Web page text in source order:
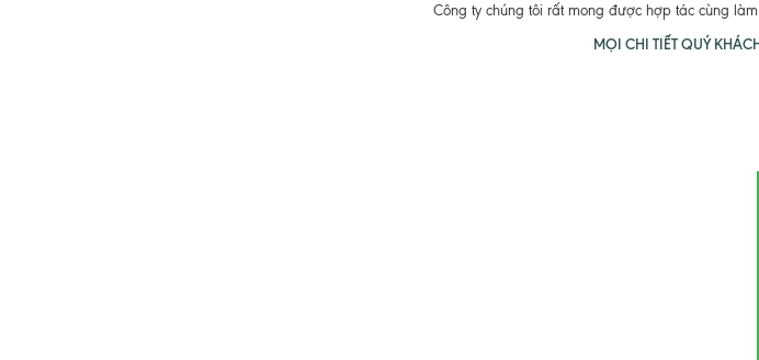
Công ty chúng tôi rất mong được hợp tác cùng
MỌI CHI TIẾT QUÝ